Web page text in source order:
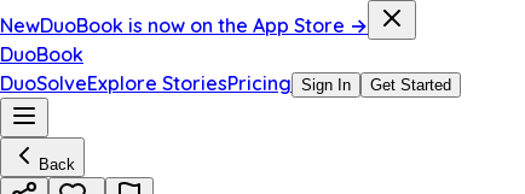
NewDuoBook is now on the App Store →
DuoBook
DuoSolveExplore StoriesPricing Sign In Get Started
Back